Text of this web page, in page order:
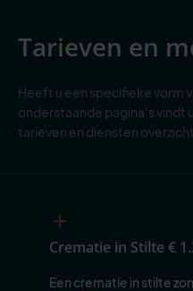
Tarieven en
Heeft u een specifieke vorm
onderstaande pagina's vindt
tarieven en diensten overzicht.
Crematie in Stilte€
Een crematie in stilte